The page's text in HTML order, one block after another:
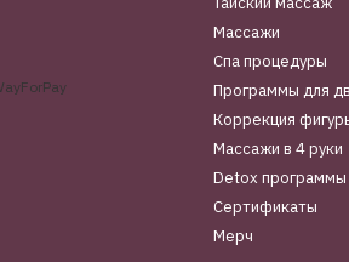
Массажи
Спа процедуры
Программы для
Коррекция
Массажи в 4 руки
Detox программы
Сертификаты
Мерч